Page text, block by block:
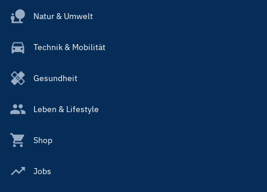
Natur & Umwelt
Technik & Mobilität
Gesundheit
Leben & Lifestyle
Shop
Jobs